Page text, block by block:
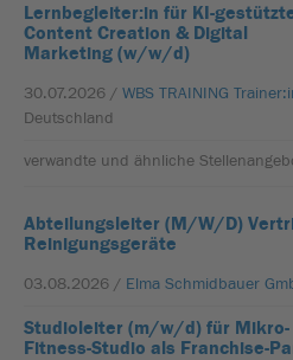
Lernbegleiter:in für KI-
Content Creation & Digital
Marketing (w/w/d)
30.07.2026 / WBS TRAINING
Deutschland
verwandte und ähnliche
Abteilungsleiter (M/W/D)
Reinigungsgeräte
03.08.2026 / Elma Schmidbauer
Studioleiter (m/w/d) für Mikro-
Fitness-Studio als Franchise-